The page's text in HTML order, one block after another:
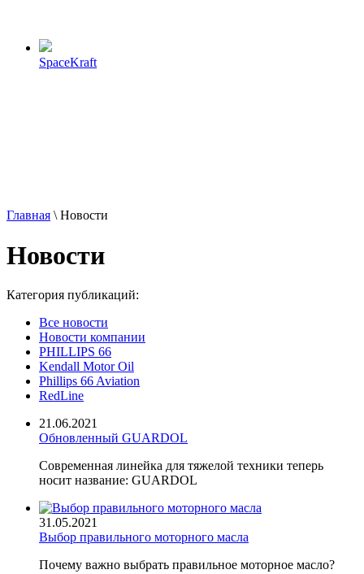
SpaceKraft
Главная \ Новости
Новости
Категория публикаций:
Все новости
Новости компании
PHILLIPS 66
Kendall Motor Oil
Phillips 66 Aviation
RedLine
21.06.2021
Обновленный GUARDOL
Современная линейка для тяжелой техники теперь
носит название: GUARDOL
31.05.2021
Выбор правильного моторного масла
Почему важно выбрать правильное моторное масло?